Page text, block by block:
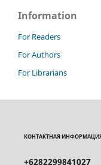
Information
For Readers
For Authors
For Librarians
КОНТАКТНАЯ
+6282299841027